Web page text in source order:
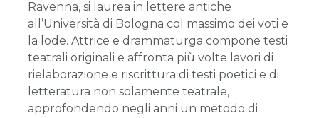
Ravenna, si laurea in lettere antiche
all’Università di Bologna col massimo dei voti e
la lode. Attrice e drammaturga compone testi
teatrali originali e affronta più volte lavori di
rielaborazione e riscrittura di testi poetici e di
letteratura non solamente teatrale,
approfondendo negli anni un metodo di